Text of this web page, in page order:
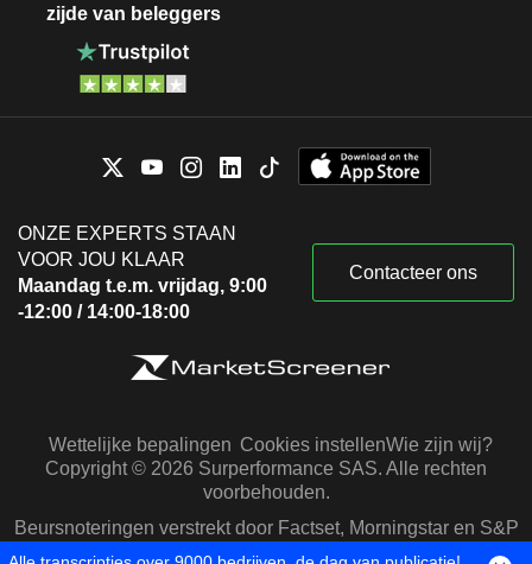
zijde van beleggers
ONZE EXPERTS STAAN
VOOR JOU KLAAR
Maandag t.e.m. vrijdag, 9:00
-12:00 / 14:00-18:00
Contacteer ons
Wettelijke bepalingen Cookies instellenWie zijn wij?
Copyright © 2026 Surperformance SAS. Alle rechten
voorbehouden.
Beursnoteringen verstrekt door Factset, Morningstar en S&P
Capital IQ